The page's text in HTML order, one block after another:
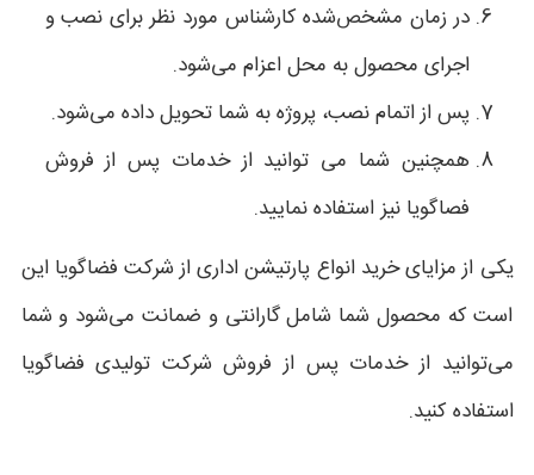
در زمان‌ مشخص‌شده کارشناس مورد نظر برای نصب و
اجرای محصول به محل اعزام می‌شود.
پس از اتمام نصب، پروژه به شما تحویل داده می‌شود.
همچنین شما می توانید از خدمات پس از فروش
فصاگویا نیز استفاده نمایید.
یکی از مزایای خرید انواع پارتیشن اداری از شرکت فضاگویا این
است که محصول شما شامل گارانتی و ضمانت می‌شود و شما
می‌توانید از خدمات پس از فروش شرکت تولیدی فضاگویا
استفاده کنید.